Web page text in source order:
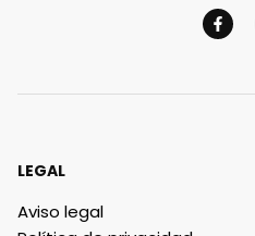
LEGAL
Aviso legal